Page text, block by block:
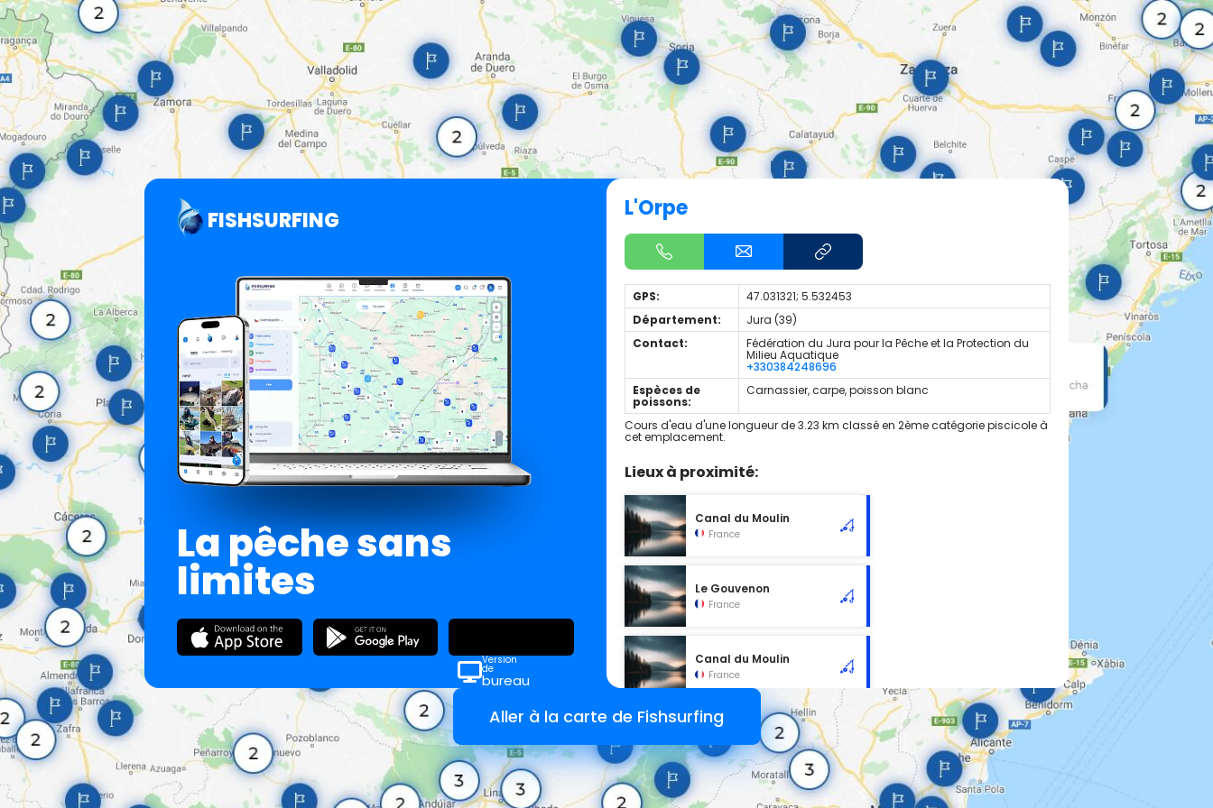
FISHSURFING
La pêche sans
limites
Version
de
bureau
L'Orpe
GPS:
47.031321; 5.532453
Département:
Jura (39)
Contact:
Fédération du Jura pour la Pêche et la Protection du
Milieu Aquatique
+330384248696
Espèces de
poissons:
Carnassier, carpe, poisson blanc
Cours d'eau d'une longueur de 3.23 km classé en 2ème catégorie piscicole à
cet emplacement.
Lieux à proximité:
Canal du Moulin
France
Le Gouvenon
France
Canal du Moulin
France
Aller à la carte de Fishsurfing